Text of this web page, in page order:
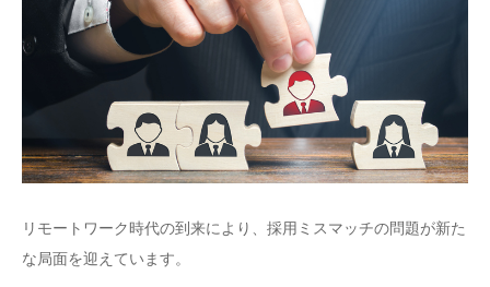
リモートワーク時代の到来により、採用ミスマッチの問題が新た
な局面を迎えています。